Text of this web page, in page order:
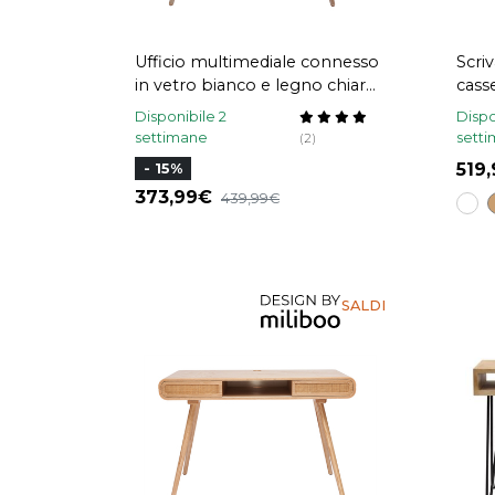
Ufficio multimediale connesso
in vetro bianco e legno chiaro
L120 cm HANDY
Disponibile 2
settimane
(2)
- 15%
373,99 439,99
SALDI